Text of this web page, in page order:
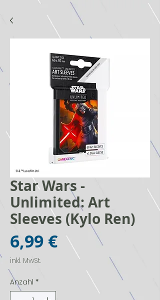
Star Wars -
Unlimited: Art
Sleeves (Kylo Ren)
6,99 €Preis
inkl. MwSt.
Anzahl *